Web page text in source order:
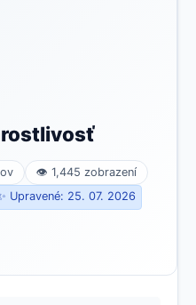
👁 1,445 zobrazení
Upravené: 25. 07. 2026